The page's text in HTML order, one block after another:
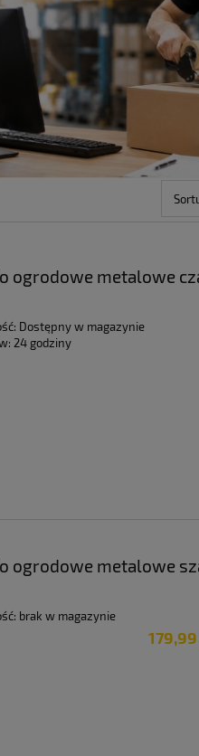
ogrodowe metalowe
Dostępny w magazynie
24 godziny
ogrodowe metalowe
brak w magazynie
179,99